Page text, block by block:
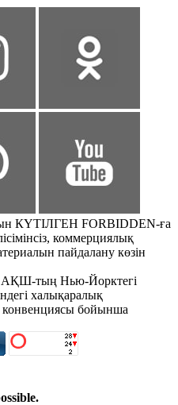
КҮТІЛГЕН FORBIDDEN-ға
коммерциялық
пайдалану көзін
АҚШ-тың Нью-Йорктегі
халықаралық
конвенциясы бойынша